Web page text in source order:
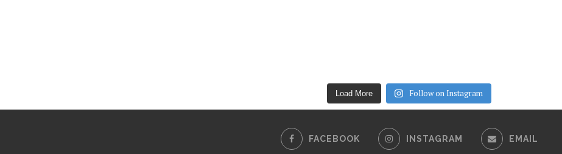
Load More Follow on Instagram
FACEBOOK INSTAGRAM EMAIL